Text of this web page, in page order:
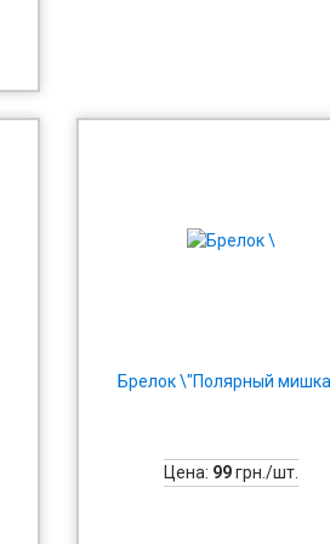
Брелок \"Полярный
Цена: 99грн./шт.